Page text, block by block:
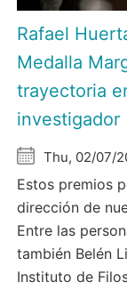
Rafael
Medalla
trayectoria
investigador
Thu, 02/07/
Estos premios
dirección de
Entre las
también Belén
Instituto de